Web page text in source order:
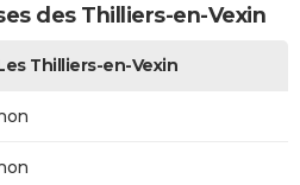
des Thilliers-en-Vexin
Thilliers-en-Vexin